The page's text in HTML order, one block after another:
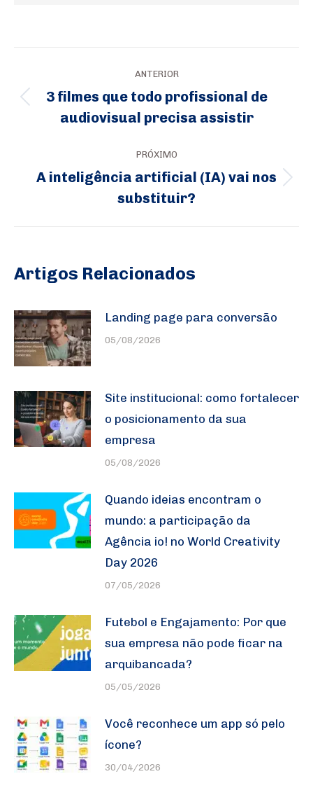
de
post:
ANTERIOR
Post
3 filmes que todo profissional de
audiovisual precisa assistir
PRÓXIMO
Próximo
A inteligência artificial (IA) vai nos
substituir?
Artigos Relacionados
Landing page para conversão
05/08/2026
Site institucional: como fortalecer
o posicionamento da sua
empresa
05/08/2026
Quando ideias encontram o
mundo: a participação da
Agência io! no World Creativity
Day 2026
07/05/2026
Futebol e Engajamento: Por que
sua empresa não pode ficar na
arquibancada?
05/05/2026
Você reconhece um app só pelo
ícone?
30/04/2026